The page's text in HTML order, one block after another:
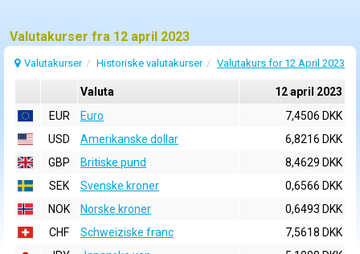
Valutakurser fra 12 april 2023
Valutakurser Historiske valutakurser Valutakurs for 12 April 2023
Valuta
12 april 2023
EUR
Euro
7,4506 DKK
USD
Amerikanske dollar
6,8216 DKK
GBP
Britiske pund
8,4629 DKK
SEK
Svenske kroner
0,6566 DKK
NOK
Norske kroner
0,6493 DKK
CHF
Schweiziske franc
7,5618 DKK